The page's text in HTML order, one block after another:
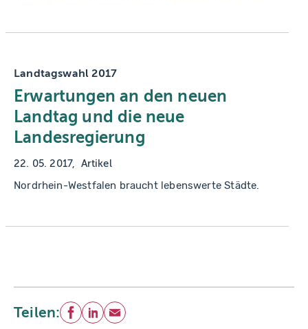
Landtagswahl 2017
Erwartungen an den neuen
Landtag und die neue
Landesregierung
22. 05. 2017 Artikel
Nordrhein-Westfalen braucht lebenswerte Städte.
Teilen: Facebook
LinkedIn
E-Mail